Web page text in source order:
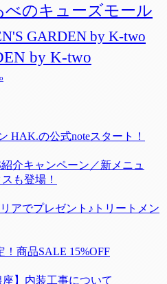
べのキューズモール
GARDEN by K-two
by K-two
HAK.の公式noteスタート！
紹介キャンペーン／新メニュ
も登場！
アでプレゼント♪トリートメン
！商品SALE 15%OFF
】内装工事について